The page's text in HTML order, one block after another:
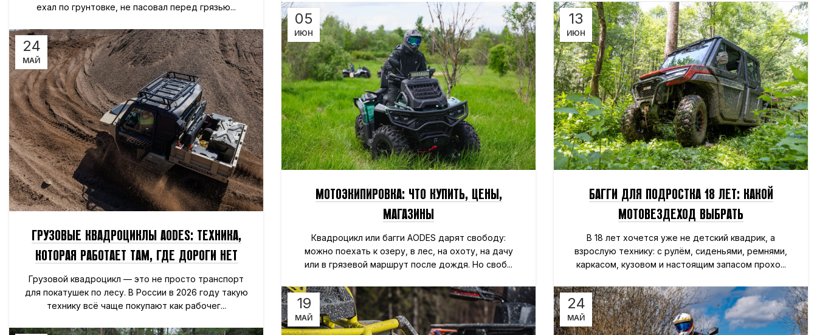
ехал по грунтовке, не пасовал перед грязью...
13
ИЮН
БАГГИ ДЛЯ ПОДРОСТКА 18 ЛЕТ: КАКОЙ
МОТОВЕЗДЕХОД ВЫБРАТЬ
В 18 лет хочется уже не детский квадрик, а
взрослую технику: с рулём, сиденьями, ремнями,
каркасом, кузовом и настоящим запасом прохо...
05
ИЮН
МОТОЭКИПИРОВКА: ЧТО КУПИТЬ, ЦЕНЫ,
МАГАЗИНЫ
Квадроцикл или багги AODES дарят свободу:
можно поехать к озеру, в лес, на охоту, на дачу
или в грязевой маршрут после дождя. Но своб...
24
МАЙ
ГРУЗОВЫЕ КВАДРОЦИКЛЫ AODES: ТЕХНИКА,
КОТОРАЯ РАБОТАЕТ ТАМ, ГДЕ ДОРОГИ НЕТ
Грузовой квадроцикл — это не просто транспорт
для покатушек по лесу. В России в 2026 году такую
технику всё чаще покупают как рабочег...
24
МАЙ
19
МАЙ